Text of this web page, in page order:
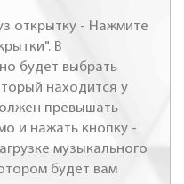
открытку - Нажмите
В
будет выбрать
находится у
превышать
и нажать кнопку -
музыкального
будет вам